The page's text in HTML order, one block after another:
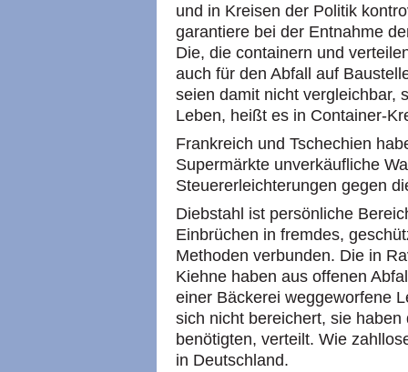
und in Kreisen der Politik
garantiere bei der Entnahme
Die, die containern und
auch für den Abfall auf
seien damit nicht vergleichbar,
Leben, heißt es in Container-
Frankreich und Tschechien
Supermärkte unverkäufliche
Steuererleichterungen gegen
Diebstahl ist persönliche
Einbrüchen in fremdes,
Methoden verbunden. Die in
Kiehne haben aus offenen
einer Bäckerei weggeworfene
sich nicht bereichert, sie
benötigten, verteilt. Wie
in Deutschland.